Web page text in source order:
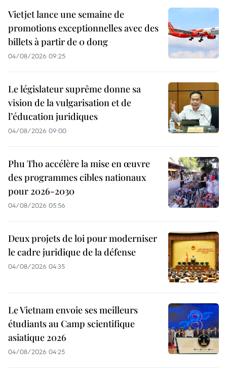
Vietjet lance une semaine de
promotions exceptionnelles avec des
billets à partir de 0 dong
04/08/2026 09:25
Le législateur suprême donne sa
vision de la vulgarisation et de
l’éducation juridiques
04/08/2026 09:00
Phu Tho accélère la mise en œuvre
des programmes cibles nationaux
pour 2026-2030
04/08/2026 05:56
Deux projets de loi pour moderniser
le cadre juridique de la défense
04/08/2026 04:35
Le Vietnam envoie ses meilleurs
étudiants au Camp scientifique
asiatique 2026
04/08/2026 04:25